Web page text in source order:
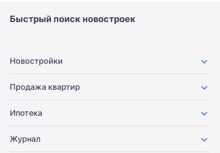
Быстрый поиск новостроек
Новостройки
Продажа квартир
Ипотека
Журнал